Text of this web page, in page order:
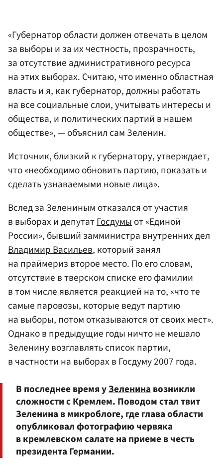
«Губернатор области должен отвечать в целом
за выборы и за их честность, прозрачность,
за отсутствие административного ресурса
на этих выборах. Считаю, что именно областная
власть и я, как губернатор, должны работать
на все социальные слои, учитывать интересы и
общества, и политических партий в нашем
обществе», — объяснил сам Зеленин.
Источник, близкий к губернатору, утверждает,
что «необходимо обновить партию, показать и
сделать узнаваемыми новые лица».
Вслед за Зелениным отказался от участия
в выборах и депутатГосдумыот «Единой
России», бывший замминистра внутренних дел
Владимир Васильев, который занял
на праймериз второе место. По его словам,
отсутствие в тверском списке его фамилии
в том числе является реакцией на то, «что те
самые паровозы, которые ведут партию
на выборы, потом отказываются от своих мест».
Однако в предыдущие годы ничто не мешало
Зеленину возглавлять список партии,
в частности на выборах в Госдуму 2007 года.
В последнее время уЗеленинавозникли
сложности с Кремлем. Поводом стал твит
Зеленина в микроблоге, где глава области
опубликовал фотографию червяка
в кремлевском салате на приеме в честь
президента Германии.